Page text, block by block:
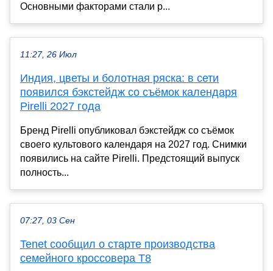
Основными факторами стали р...
11:27, 26 Июл
Индия, цветы и болотная ряска: в сети
появился бэкстейдж со съёмок календаря
Pirelli 2027 года
Бренд Pirelli опубликовал бэкстейдж со съёмок
своего культового календаря на 2027 год. Снимки
появились на сайте Pirelli. Предстоящий выпуск
полность...
07:27, 03 Сен
Tenet сообщил о старте производства
семейного кроссовера T8